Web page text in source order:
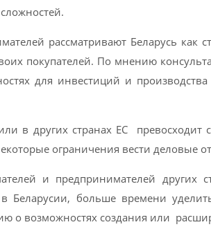
рассматривают Беларусь как
покупателей. По мнению
для инвестиций и
в других странах ЕС превосходит
ограничения вести деловые
и предпринимателей других
в Беларусии, больше времени
о возможностях создания или